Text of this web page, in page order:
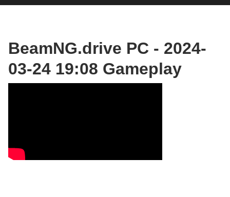
BeamNG.drive PC - 2024-
03-24 19:08 Gameplay